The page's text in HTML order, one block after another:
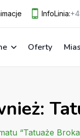
InfoLinia:
Oferty
“Tatuaże